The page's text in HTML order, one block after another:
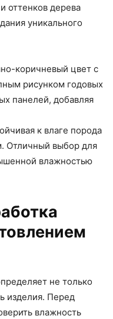
оттенков дерева
уникального
коричневый цвет с
рисунком годовых
панелей, добавляя
к влаге порода
Отличный выбор для
влажностью
не только
изделия. Перед
влажность